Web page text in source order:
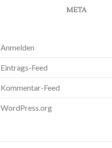
META
Anmelden
Eintrags-Feed
Kommentar-Feed
WordPress.org